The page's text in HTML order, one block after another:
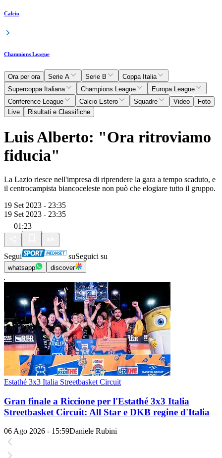
Calcio
Champions League
Ora per ora Serie A Serie B
Coppa Italia
Supercoppa Italiana
Champions League
Europa League
Conference League
Calcio Estero Squadre Video
Foto
Live
Risultati e Classifiche
Luis Alberto: "Ora ritroviamo
fiducia"
La Lazio riesce nell'impresa di riprendere la gara a tempo scaduto, e
il centrocampista biancoceleste non può che elogiare tutto il gruppo.
19 Set 2023 - 23:35
19 Set 2023 - 23:35
01:23
Segui suSeguici su
whatsapp discover
Estathé 3x3 Italia Streetbasket Circuit
Gran finale a Riccione per l'Estathé 3x3 Italia
Streetbasket Circuit: All Star e DKB regine d'Italia
06 Ago 2026 - 15:59Daniele Rubini